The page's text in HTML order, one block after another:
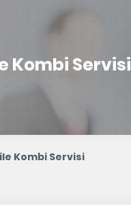
Kombi Servisi
Kombi Servisi